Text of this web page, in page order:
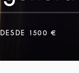
DESDE 1500 €